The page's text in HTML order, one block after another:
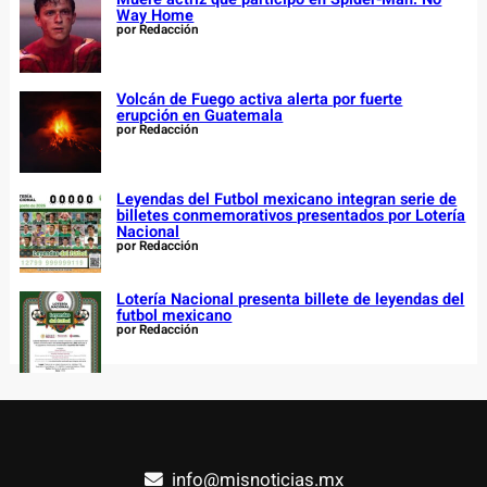
Way Home
por Redacción
Volcán de Fuego activa alerta por fuerte
erupción en Guatemala
por Redacción
Leyendas del Futbol mexicano integran serie de
billetes conmemorativos presentados por Lotería
Nacional
por Redacción
Lotería Nacional presenta billete de leyendas del
futbol mexicano
por Redacción
info@misnoticias.mx